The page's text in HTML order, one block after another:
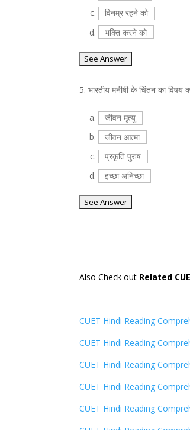
c.
विनम्र रहने को
d.
भक्ति करने को
5.भारतीय मनीषी के चिंतन का विषय
a.
जीवन मृत्यु
b.
जीवन आत्मा
c.
प्रकृति पुरुष
d.
इच्छा अनिच्छा
Also Check out Related
CUET Hindi Reading
CUET Hindi Reading
CUET Hindi Reading
CUET Hindi Reading
CUET Hindi Reading